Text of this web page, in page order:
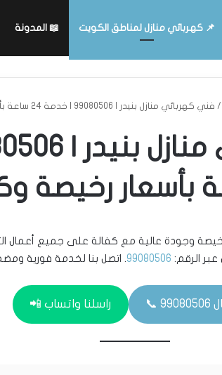
📌 كهربائي منازل لمناطق الكويت 📖 المدونة
/ فني كهربائي منازل بنيدر | 99080506 | خدمة 24 ساعة بأسعار رخيصة وكفالة
24 ساعة بأسعار رخيصة وجودة عالية مع كفالة على جميع
الرقم: 99080506. اتصل بنا لخدمة فورية
📞 راسلنا واتساب 📲